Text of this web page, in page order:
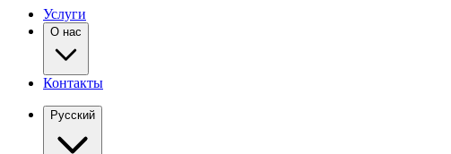
Услуги
О нас
Контакты
Русский